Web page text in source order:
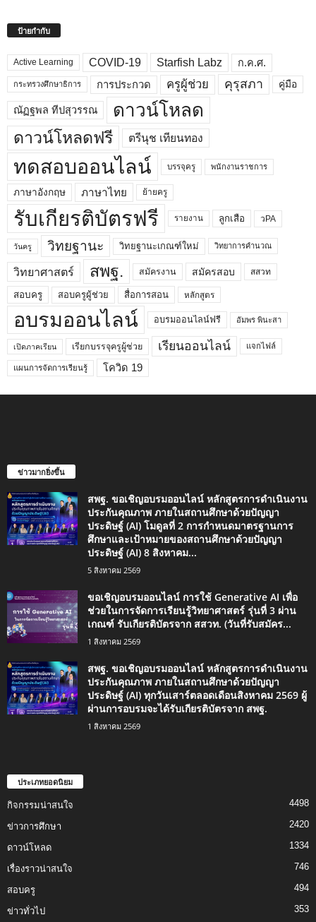
ป้ายกำกับ
Active Learning COVID-19 Starfish Labz ก.ค.ศ.
กระทรวงศึกษาธิการ การประกวด ครูผู้ช่วย คุรุสภา คู่มือ
ณัฏฐพล ทีปสุวรรณ ดาวน์โหลด
ดาวน์โหลดฟรี ตรีนุช เทียนทอง
ทดสอบออนไลน์ บรรจุครู พนักงานราชการ
ภาษาอังกฤษ ภาษาไทย ย้ายครู
รับเกียรติบัตรฟรี รายงาน ลูกเสือ วPA
วันครู วิทยฐานะ วิทยฐานะเกณฑ์ใหม่ วิทยาการคำนวณ
วิทยาศาสตร์ สพฐ. สมัครงาน สมัครสอบ สสวท
สอบครู สอบครูผู้ช่วย สื่อการสอน หลักสูตร
อบรมออนไลน์ อบรมออนไลน์ฟรี อัมพร พินะสา
เปิดภาคเรียน เรียกบรรจุครูผู้ช่วย เรียนออนไลน์ แจกไฟล์
แผนการจัดการเรียนรู้ โควิด 19
ข่าวมากยิ่งขึ้น
สพฐ. ขอเชิญอบรมออนไลน์ หลักสูตรการดำเนินงาน
ประกันคุณภาพ ภายในสถานศึกษาด้วยปัญญา
ประดิษฐ์ (AI) โมดูลที่ 2 การกำหนดมาตรฐานการ
ศึกษาและเป้าหมายของสถานศึกษาด้วยปัญญา
ประดิษฐ์ (AI) 8 สิงหาคม...
5 สิงหาคม 2569
ขอเชิญอบรมออนไลน์ การใช้ Generative AI เพื่อ
ช่วยในการจัดการเรียนรู้วิทยาศาสตร์ รุ่นที่ 3 ผ่าน
เกณฑ์ รับเกียรติบัตรจาก สสวท. (วันที่รับสมัคร...
1 สิงหาคม 2569
สพฐ. ขอเชิญอบรมออนไลน์ หลักสูตรการดำเนินงาน
ประกันคุณภาพ ภายในสถานศึกษาด้วยปัญญา
ประดิษฐ์ (AI) ทุกวันเสาร์ตลอดเดือนสิงหาคม 2569 ผู้
ผ่านการอบรมจะได้รับเกียรติบัตรจาก สพฐ.
1 สิงหาคม 2569
ประเภทยอดนิยม
กิจกรรมน่าสนใจ 4498
ข่าวการศึกษา 2420
ดาวน์โหลด 1334
เรื่องราวน่าสนใจ 746
สอบครู 494
ข่าวทั่วไป 353